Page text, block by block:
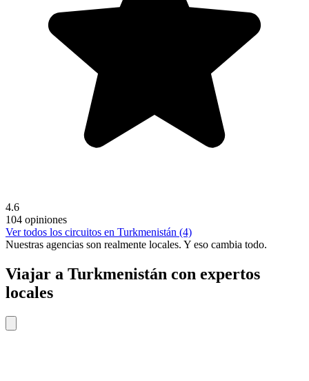
4.6
104 opiniones
Ver todos los circuitos en Turkmenistán (4)
Nuestras agencias son realmente locales. Y eso cambia todo.
Viajar a Turkmenistán con expertos
locales